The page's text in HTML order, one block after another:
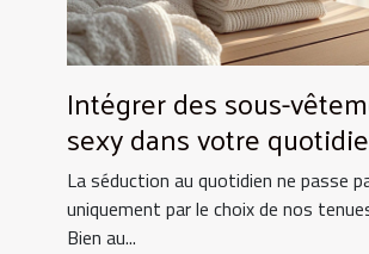
Intégrer des sous-
sexy dans votre
Astuces et conseils
La séduction au quotidien ne passe
uniquement par le choix de nos
Bien au...